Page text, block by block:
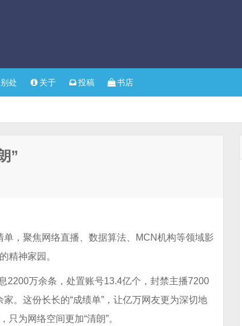
别处 关于 投稿 书店
”
单，聚焦网络直播、数据算法、MCN机构等领域影
精神家园。
2200万余条，处置账号13.4亿个，封禁主播7200
。这份长长的“成绩单”，让亿万网友更为深切地
为网络空间更加“清朗”。